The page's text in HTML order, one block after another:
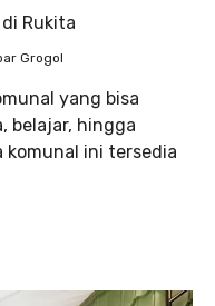
Grogol
yang bisa
belajar, hingga
komunal ini tersedia